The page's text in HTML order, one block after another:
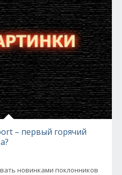
– первый горячий
новинками поклонников